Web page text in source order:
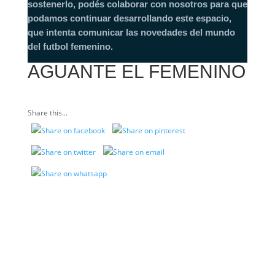
sostenerlo, podés colaborar con nosotros para que
podamos continuar desarrollando este espacio,
que intenta comunicar las novedades del mundo
del futbol femenino.
AGUANTE EL FEMENINO
Share this...